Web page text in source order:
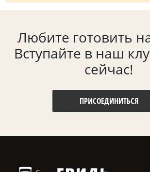
Любите готовить
Вступайте в наш
сейчас!
ПРИСОЕДИНИТЬСЯ